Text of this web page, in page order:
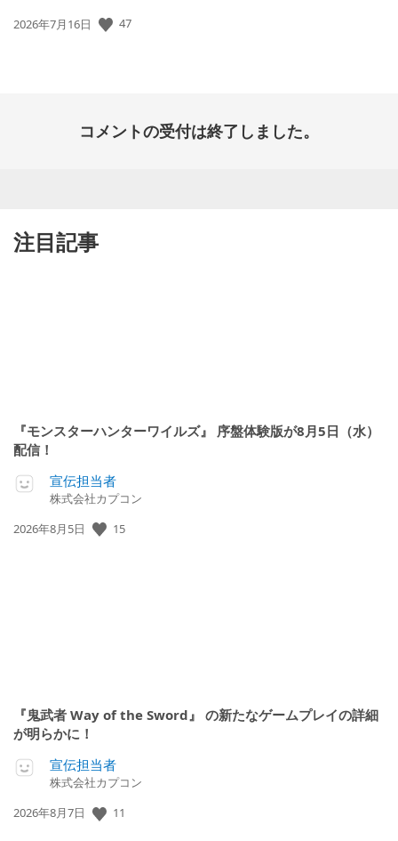
公
2026年7月16日 47
コメントの受付は終了しました。
注目記事
『モンスターハンターワイルズ』 序盤体験版が8月5日（水）
配信！
宣伝担当者
株式会社カプコン
公
2026年8月5日 15
『鬼武者 Way of the Sword』 の新たなゲームプレイの詳細
が明らかに！
宣伝担当者
株式会社カプコン
公
2026年8月7日 11